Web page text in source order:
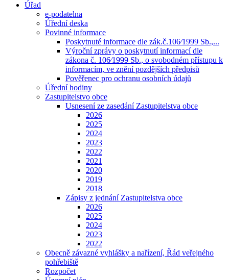
Úřad
e-podatelna
Úřední deska
Povinné informace
Poskytnuté informace dle zák.č.106⁄1999 Sb.,...
Výroční zprávy o poskytnutí informací dle
zákona č. 106⁄1999 Sb., o svobodném přístupu k
informacím, ve znění pozdějších předpisů
Pověřenec pro ochranu osobních údajů
Úřední hodiny
Zastupitelstvo obce
Usnesení ze zasedání Zastupitelstva obce
2026
2025
2024
2023
2022
2021
2020
2019
2018
Zápisy z jednání Zastupitelstva obce
2026
2025
2024
2023
2022
Obecně závazné vyhlášky a nařízení, Řád veřejného
pohřebiště
Rozpočet